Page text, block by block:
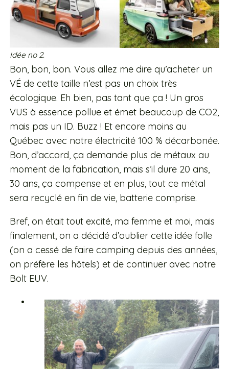
Idée no 2.
Bon, bon, bon. Vous allez me dire qu’acheter un
VÉ de cette taille n’est pas un choix très
écologique. Eh bien, pas tant que ça ! Un gros
VUS à essence pollue et émet beaucoup de CO2,
mais pas un ID. Buzz ! Et encore moins au
Québec avec notre électricité 100 % décarbonée.
Bon, d’accord, ça demande plus de métaux au
moment de la fabrication, mais s’il dure 20 ans,
30 ans, ça compense et en plus, tout ce métal
sera recyclé en fin de vie, batterie comprise.
Bref, on était tout excité, ma femme et moi, mais
finalement, on a décidé d’oublier cette idée folle
(on a cessé de faire camping depuis des années,
on préfère les hôtels) et de continuer avec notre
Bolt EUV.
•